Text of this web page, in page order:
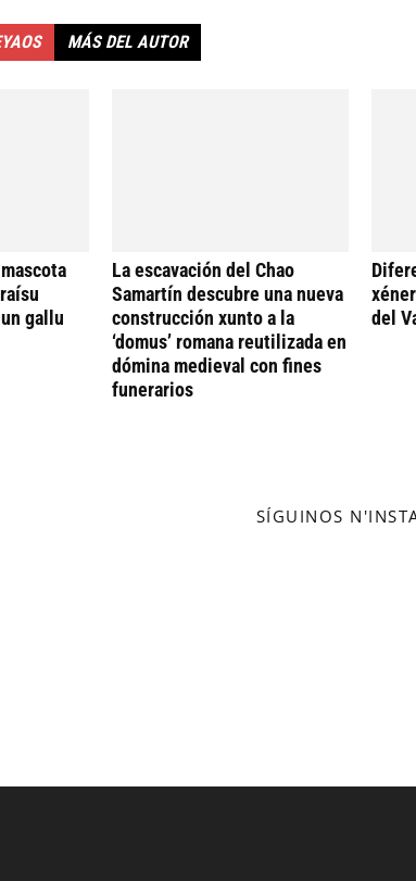
MÁS DEL AUTOR
gallu
La escavación del Chao
Samartín descubre una nueva
construcción xunto a la
‘domus’ romana reutilizada en
dómina medieval con fines
funerarios
del
SÍGUINOS